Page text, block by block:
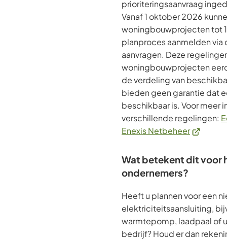
prioriteringsaanvraag
Vanaf 1 oktober 2026
woningbouwprojecten tot
planproces aanmelden via
aanvragen. Deze
woningbouwprojecten
de verdeling van
bieden geen garantie dat
beschikbaar is. Voor meer
verschillende regelingen:
Enexis Netbeheer(Verwijst
een
Wat betekent dit voor
ondernemers?
Heeft u plannen voor een
elektriciteitsaansluiting,
warmtepomp, laadpaal of
bedrijf? Houd er dan